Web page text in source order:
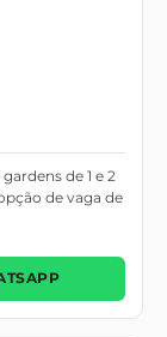
de 1 e 2
de vaga de